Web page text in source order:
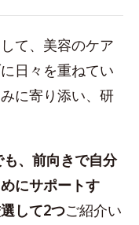
て、美容のケア
日々を重ねてい
に寄り添い、研
、前向きで自分
にサポートす
して2つご紹介い